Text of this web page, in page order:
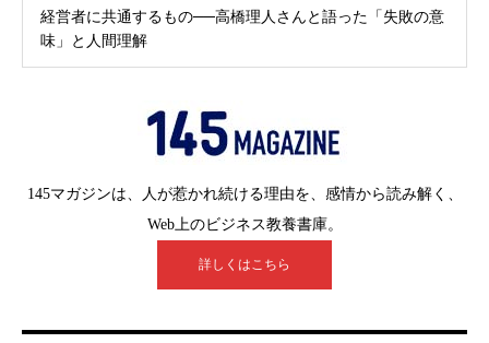
経営者に共通するもの──高橋理人さんと語った「失敗の意
味」と人間理解
145マガジンは、人が惹かれ続ける理由を、感情から読み解く、
Web上のビジネス教養書庫。
詳しくはこちら